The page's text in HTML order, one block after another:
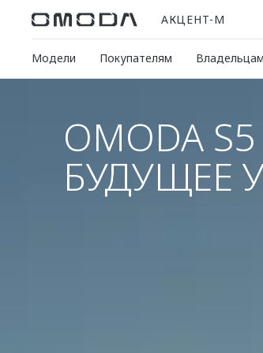
АКЦЕНТ-М
Модели Покупателям Владельцам
OMODA
БУДУЩЕЕ